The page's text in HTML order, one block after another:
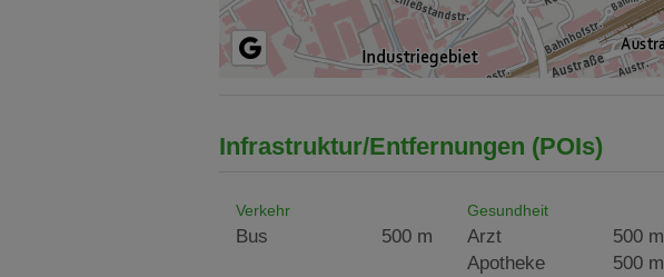
Infrastruktur/Entfernungen (POIs)
Verkehr
Bus 500 m
Gesundheit
Arzt
500 m
Apotheke
500 m